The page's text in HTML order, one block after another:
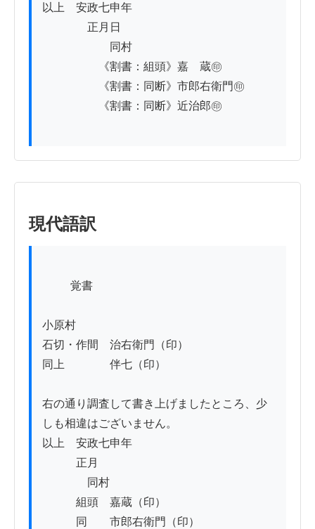
以上　安政七申年
正月日
同村
《割書：組頭》嘉　蔵㊞
《割書：同断》市郎右衛門㊞
《割書：同断》近治郎㊞
現代語訳
小原村
石切・作間　治右衛門（印）
同上　　　　伴七（印）
右の通り調査して書き上げましたところ、少
しも相違はございません。
以上　安政七申年
正月
同村
組頭　嘉蔵（印）
同　　市郎右衛門（印）